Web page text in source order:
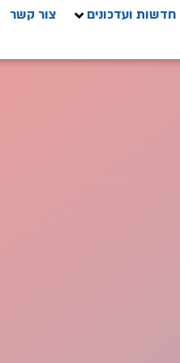
חדשות ועדכונים צור קשר